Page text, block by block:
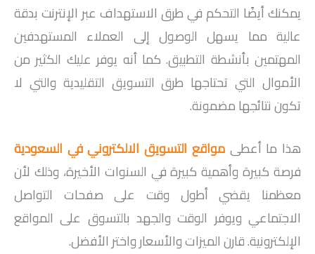
يمكنك أيضًا التحكم في طرق الاستهداف عبر الإنترنت بدقة
عالية مما يسهل الوصول إلى العملاء المستهدفين
المهتمين بأنشطة التطبيق. كما أنه يوفر عليك الكثير من
الأموال التي تحتاجها طرق التسويق التقليدية والتي لا
تكون نتائجها مضمونة.
هذا ما أعطى مواقع التسويق الالكتروني في السعودية
فرصة كبيرة وأهمية كبيرة في السنوات الأخيرة، وذلك لأن
معظمنا يقضي أطول وقت على صفحات التواصل
الاجتماعي ويوفر الوقت والجهد بالتسوق على المواقع
الإلكترونية. قارن الميزات والأسعار واختر الأفضل.